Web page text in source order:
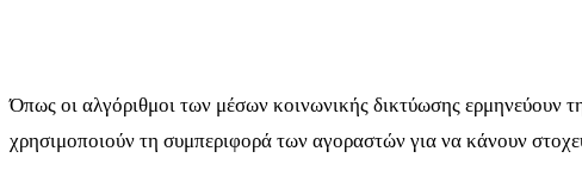
Όπως οι αλγόριθμοι των μέσων κοινωνικής δικτύωσης ερμηνεύουν
χρησιμοποιούν τη συμπεριφορά των αγοραστών για να κάνουν